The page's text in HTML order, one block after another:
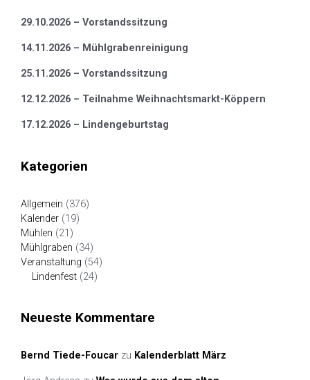
29.10.2026 – Vorstandssitzung
14.11.2026 – Mühlgrabenreinigung
25.11.2026 – Vorstandssitzung
12.12.2026 – Teilnahme Weihnachtsmarkt-Köppern
17.12.2026 – Lindengeburtstag
Kategorien
Allgemein (376)
Kalender (19)
Mühlen (21)
Mühlgraben (34)
Veranstaltung (54)
Lindenfest (24)
Neueste Kommentare
Bernd Tiede-Foucar zu Kalenderblatt März